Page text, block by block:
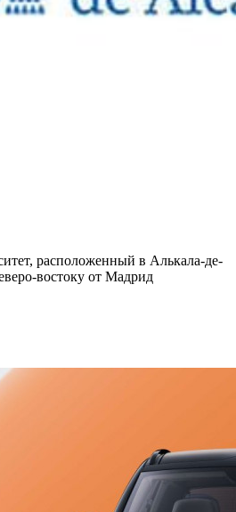
расположенный в Алькала-де-
востоку от Мадрид